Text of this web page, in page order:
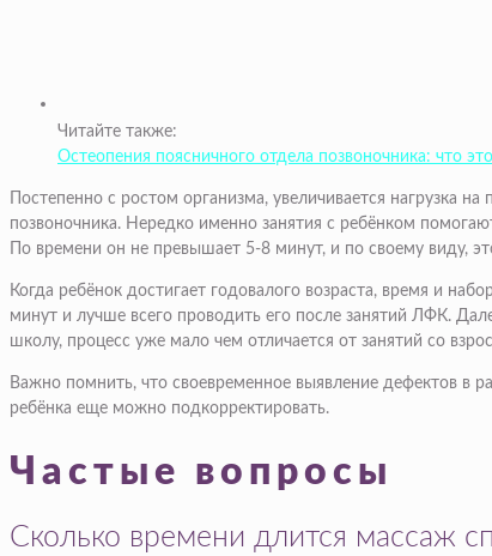
Читайте также:
Остеопения поясничного отдела позвоночника: что
Постепенно с ростом организма, увеличивается нагрузка
позвоночника. Нередко именно занятия с ребёнком
По времени он не превышает 5-8 минут, и по своему виду,
Когда ребёнок достигает годовалого возраста, время и
минут и лучше всего проводить его после занятий ЛФК.
школу, процесс уже мало чем отличается от занятий со
Важно помнить, что своевременное выявление дефектов в
ребёнка еще можно подкорректировать.
Частые вопросы
Сколько времени длится массаж